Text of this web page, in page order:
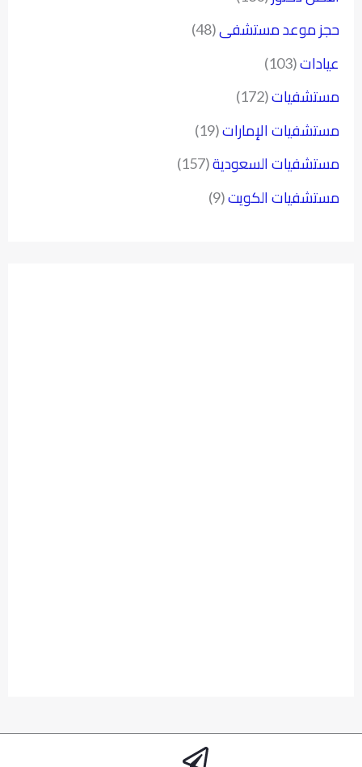
حجز موعد مستشفى(48)
عيادات(103)
مستشفيات(172)
مستشفيات الإمارات(19)
مستشفيات السعودية(157)
مستشفيات الكويت(9)